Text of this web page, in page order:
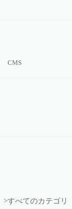
CMS
>すべてのカテゴリ